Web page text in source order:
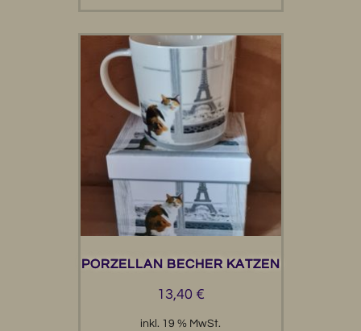
PORZELLAN BECHER KATZEN
13,40 €
inkl. 19 % MwSt.